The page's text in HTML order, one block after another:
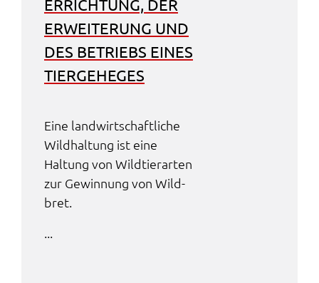
ERRICH­TUNG, DER
ERWEI­TE­RUNG UND
DES BETRIEBS EINES
TIER­GE­HE­GES
Eine land­wirt­schaft­li­che
Wild­hal­tung ist eine
Haltung von Wild­tier­ar­ten
zur Gewin­nung von Wild­
bret.
...